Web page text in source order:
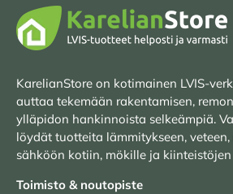
KarelianStore on kotimainen LVIS-
auttaa tekemään rakentamisen,
ylläpidon hankinnoista selkeämpiä.
löydät tuotteita lämmitykseen,
sähköön kotiin, mökille ja
Toimisto & noutopiste